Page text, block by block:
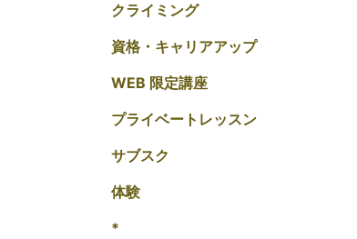
クライミング
資格・キャリアアップ
WEB 限定講座
プライベートレッスン
サブスク
体験
*